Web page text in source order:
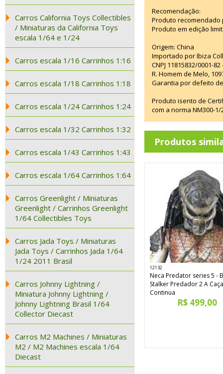
Carros California Toys Collectibles
/ Miniaturas da California Toys
escala 1/64 e 1/24
Carros escala 1/16 Carrinhos 1:16
Carros escala 1/18 Carrinhos 1:18
Carros escala 1/24 Carrinhos 1:24
Carros escala 1/32 Carrinhos 1:32
Carros escala 1/43 Carrinhos 1:43
Carros escala 1/64 Carrinhos 1:64
Carros Greenlight / Miniaturas
Greenlight / Carrinhos Greenlight
1/64 Collectibles Toys
Carros Jada Toys / Miniaturas
Jada Toys / Carrinhos Jada 1/64
1/24 2011 Brasil
Carros Johnny Lightning /
Miniatura Johnny Lightning /
Johnny Lightning Brasil 1/64
Collector Diecast
Carros M2 Machines / Miniaturas
M2 / M2 Machines escala 1/64
Diecast
Recomendação:
Produto recomendado
Produto em edição
Origem: China
Importado por Ibiza
CNPJ 11815832/0001-
R. Homem de Melo,
Garantia por defeito
Produto isento de
com a norma NM300-
Produtos
12132
Neca Predator series 5 -
Stalker Predador 2 A
Continua
R$ 499,00